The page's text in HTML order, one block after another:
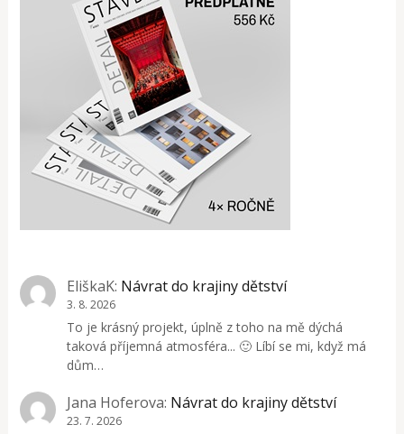
EliškaK: Návrat do krajiny dětství
3. 8. 2026
To je krásný projekt, úplně z toho na mě dýchá
taková příjemná atmosféra... 🙂 Líbí se mi, když má
dům…
Jana Hoferova: Návrat do krajiny dětství
23. 7. 2026